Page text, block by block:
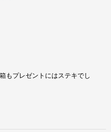
もプレゼントにはステキでし